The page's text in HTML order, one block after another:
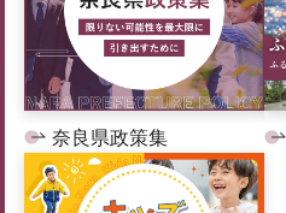
奈良県政策集